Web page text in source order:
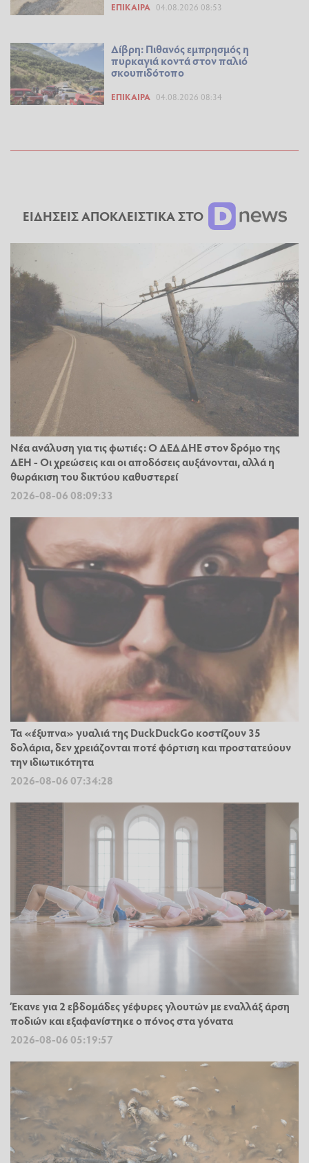
ΕΠΊΚΑΙΡΑ 04.08.2026 08:53
Δίβρη: Πιθανός εμπρησμός η
πυρκαγιά κοντά στον παλιό
σκουπιδότοπο
ΕΠΊΚΑΙΡΑ 04.08.2026 08:34
ΕΙΔΗΣΕΙΣ ΑΠΟΚΛΕΙΣΤΙΚΑ ΣΤΟ
Νέα ανάλυση για τις φωτιές: Ο ΔΕΔΔΗΕ στον δρόμο της
ΔΕΗ - Οι χρεώσεις και οι αποδόσεις αυξάνονται, αλλά η
θωράκιση του δικτύου καθυστερεί
2026-08-06 08:09:33
Τα «έξυπνα» γυαλιά της DuckDuckGo κοστίζουν 35
δολάρια, δεν χρειάζονται ποτέ φόρτιση και προστατεύουν
την ιδιωτικότητα
2026-08-06 07:34:28
Έκανε για 2 εβδομάδες γέφυρες γλουτών με εναλλάξ άρση
ποδιών και εξαφανίστηκε ο πόνος στα γόνατα
2026-08-06 05:19:57